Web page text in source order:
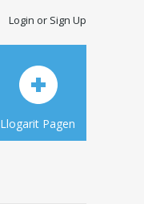
Login or Sign Up
Llogarit Pagen